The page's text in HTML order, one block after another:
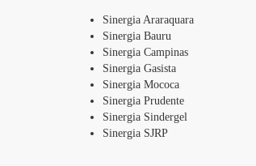
Sinergia Araraquara
Sinergia Bauru
Sinergia Campinas
Sinergia Gasista
Sinergia Mococa
Sinergia Prudente
Sinergia Sindergel
Sinergia SJRP